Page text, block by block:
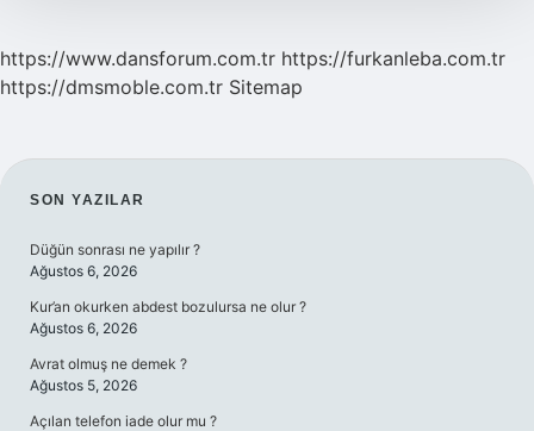
https://www.dansforum.com.tr https://furkanleba.com.tr
https://dmsmoble.com.tr Sitemap
SIDEBAR
SON YAZILAR
Düğün sonrası ne yapılır ?
Ağustos 6, 2026
Kur’an okurken abdest bozulursa ne olur ?
Ağustos 6, 2026
Avrat olmuş ne demek ?
Ağustos 5, 2026
Açılan telefon iade olur mu ?